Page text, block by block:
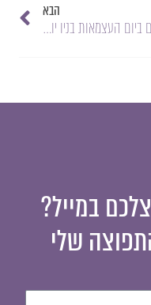
הבא
זיקוקים ביום העצמאות בניו יורק סיטי | 4th of July Fireworks
במייל?
שלי